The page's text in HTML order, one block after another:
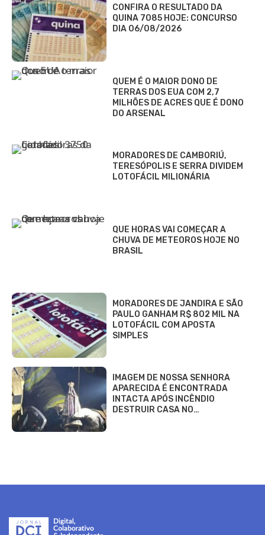
CONFIRA O RESULTADO DA
QUINA 7085 HOJE: CONCURSO
DIA 06/08/2026
QUEM É O MAIOR DONO DE
TERRAS DOS EUA COM 2,7
MILHÕES DE ACRES QUE É DONO
DO ARSENAL
MORADORES DE CAMBORIÚ,
TERESÓPOLIS E SERRA DIVIDEM
LOTOFÁCIL MILIONÁRIA
QUE HORAS VAI COMEÇAR A
CHUVA DE METEOROS HOJE NO
BRASIL
MORADORES DE JANDIRA E SÃO
PAULO GANHAM R$ 802 MIL NA
LOTOFÁCIL COM APOSTA
SIMPLES
IMAGEM DE NOSSA SENHORA
APARECIDA É ENCONTRADA
INTACTA APÓS INCÊNDIO
DESTRUIR CASA NO…